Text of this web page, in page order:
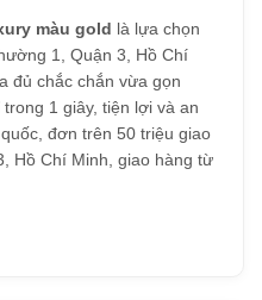
màu gold là lựa chọn
1, Quận 3, Hồ Chí
đủ chắc chắn vừa gọn
1 giây, tiện lợi và an
đơn trên 50 triệu giao
Hồ Chí Minh, giao hàng từ